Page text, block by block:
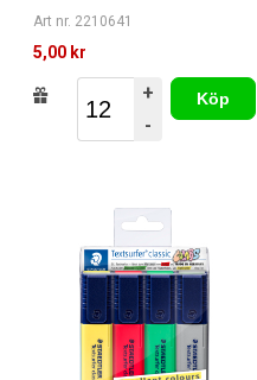
Art nr. 2210641
5,00 kr
+
-
Köp